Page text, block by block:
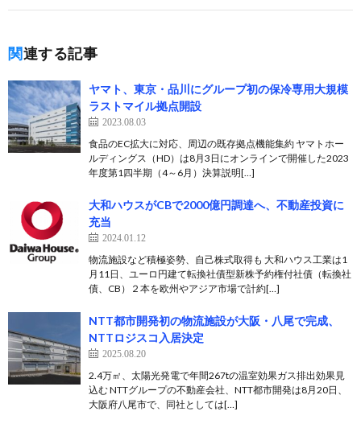
関連する記事
ヤマト、東京・品川にグループ初の保冷専用大規模
ラストマイル拠点開設
2023.08.03
食品のEC拡大に対応、周辺の既存拠点機能集約 ヤマトホー
ルディングス（HD）は8月3日にオンラインで開催した2023
年度第1四半期（4～6月）決算説明[…]
大和ハウスがCBで2000億円調達へ、不動産投資に
充当
2024.01.12
物流施設など積極姿勢、自己株式取得も 大和ハウス工業は1
月11日、ユーロ円建て転換社債型新株予約権付社債（転換社
債、CB）２本を欧州やアジア市場で計約[…]
NTT都市開発初の物流施設が⼤阪・⼋尾で完成、
NTTロジスコ入居決定
2025.08.20
2.4万㎡、太陽光発電で年間267tの温室効果ガス排出効果見
込む NTTグループの不動産会社、NTT都市開発は8月20日、
大阪府⼋尾市で、同社としては[…]